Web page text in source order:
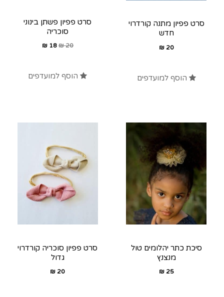
סרט פפיון מתנה קורדרוי
חדש
20
₪
הוסף למועדפים
סרט פפיון פשתן בינוני
סוכריה
20
₪
18
₪
הוסף למועדפים
סיכת כתר יהלומים טול
מנצנץ
25
₪
סרט פפיון סוכריה קורדרוי
גדול
20
₪